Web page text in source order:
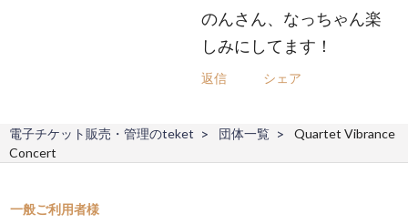
のんさん、なっちゃん楽
しみにしてます！
返信 シェア
電子チケット販売・管理のteket 団体一覧
Quartet Vibrance
Concert
一般ご利用者様